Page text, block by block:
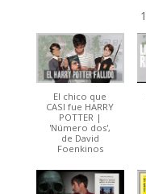
1
El chico que
CASI fue HARRY
POTTER |
'Número dos',
de David
Foenkinos